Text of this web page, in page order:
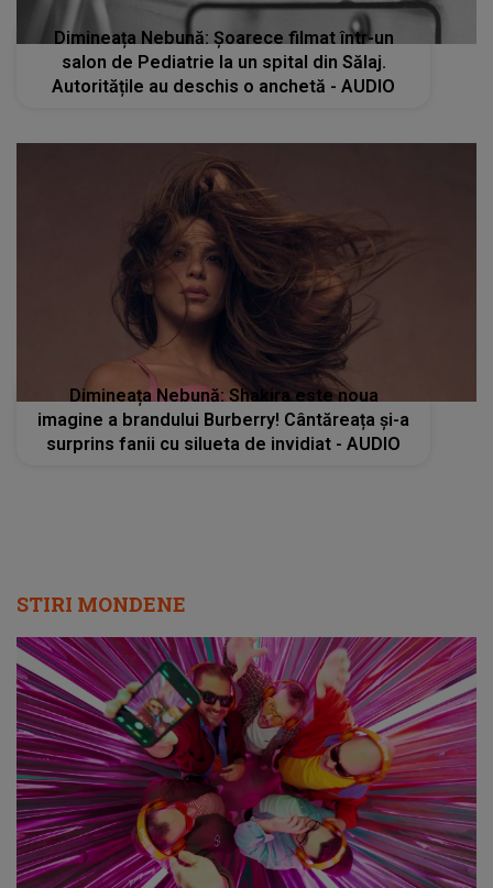
Dimineața Nebună: Șoarece filmat într-un
salon de Pediatrie la un spital din Sălaj.
Autoritățile au deschis o anchetă - AUDIO
Dimineața Nebună: Shakira este noua
imagine a brandului Burberry! Cântăreața și-a
surprins fanii cu silueta de invidiat - AUDIO
STIRI MONDENE